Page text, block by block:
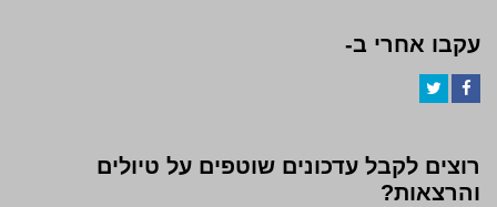
עקבו אחרי ב-
רוצים לקבל עדכונים שוטפים על טיולים
והרצאות?